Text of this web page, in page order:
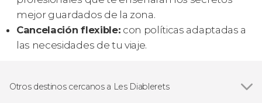
mejor guardados de la zona.
Cancelación flexible: con políticas adaptadas a
las necesidades de tu viaje.
Otros destinos cercanos a Les Diablerets